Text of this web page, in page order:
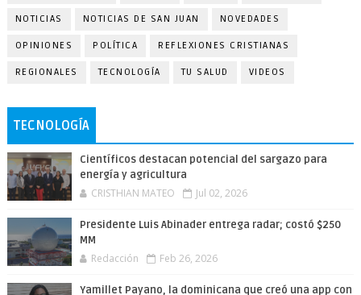
NOTICIAS NOTICIAS DE SAN JUAN NOVEDADES
OPINIONES POLÍTICA REFLEXIONES CRISTIANAS
REGIONALES TECNOLOGÍA TU SALUD VIDEOS
TECNOLOGÍA
Científicos destacan potencial del sargazo para
energía y agricultura
CRISTHIAN MATEO Jul 02, 2026
Presidente Luis Abinader entrega radar; costó $250
MM
Redacción Feb 26, 2026
Yamillet Payano, la dominicana que creó una app con